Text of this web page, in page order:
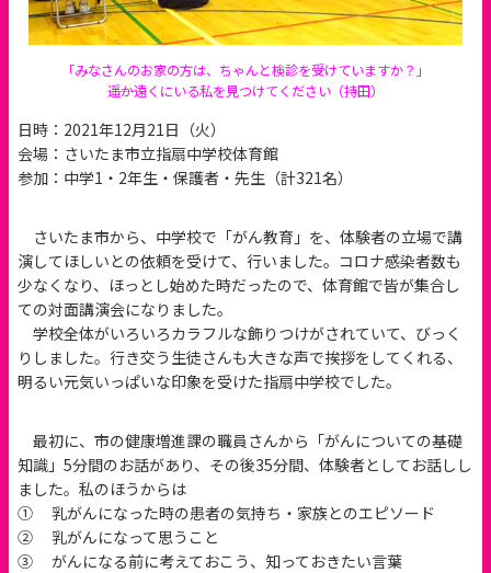
「みなさんのお家の方は、ちゃんと検診を受けていますか？」
―――遥か遠くにいる私を見つけてください（持田）
日時：2021年12月21日（火）
会場：さいたま市立指扇中学校体育館
参加：中学1・2年生・保護者・先生（計321名）
さいたま市から、中学校で「がん教育」を、体験者の立場で講
演してほしいとの依頼を受けて、行いました。コロナ感染者数も
少なくなり、ほっとし始めた時だったので、体育館で皆が集合し
ての対面講演会になりました。
学校全体がいろいろカラフルな飾りつけがされていて、びっく
りしました。行き交う生徒さんも大きな声で挨拶をしてくれる、
明るい元気いっぱいな印象を受けた指扇中学校でした。
最初に、市の健康増進課の職員さんから「がんについての基礎
知識」5分間のお話があり、その後35分間、体験者としてお話しし
ました。私のほうからは
① 乳がんになった時の患者の気持ち・家族とのエピソード
② 乳がんになって思うこと
③ がんになる前に考えておこう、知っておきたい言葉